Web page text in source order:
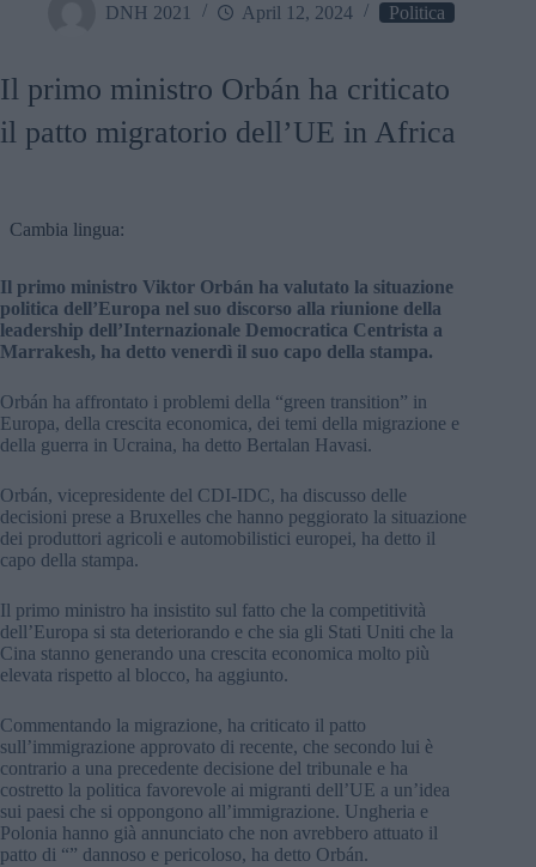
DNH 2021 April 12, 2024 Politica
Il primo ministro Orbán ha criticato
il patto migratorio dell’UE in Africa
Cambia lingua:
Il primo ministro Viktor Orbán ha valutato la situazione
politica dell’Europa nel suo discorso alla riunione della
leadership dell’Internazionale Democratica Centrista a
Marrakesh, ha detto venerdì il suo capo della stampa.
Orbán ha affrontato i problemi della “green transition” in
Europa, della crescita economica, dei temi della migrazione e
della guerra in Ucraina, ha detto Bertalan Havasi.
Orbán, vicepresidente del CDI-IDC, ha discusso delle
decisioni prese a Bruxelles che hanno peggiorato la situazione
dei produttori agricoli e automobilistici europei, ha detto il
capo della stampa.
Il primo ministro ha insistito sul fatto che la competitività
dell’Europa si sta deteriorando e che sia gli Stati Uniti che la
Cina stanno generando una crescita economica molto più
elevata rispetto al blocco, ha aggiunto.
Commentando la migrazione, ha criticato il patto
sull’immigrazione approvato di recente, che secondo lui è
contrario a una precedente decisione del tribunale e ha
costretto la politica favorevole ai migranti dell’UE a un’idea
sui paesi che si oppongono all’immigrazione. Ungheria e
Polonia hanno già annunciato che non avrebbero attuato il
patto di “” dannoso e pericoloso, ha detto Orbán.